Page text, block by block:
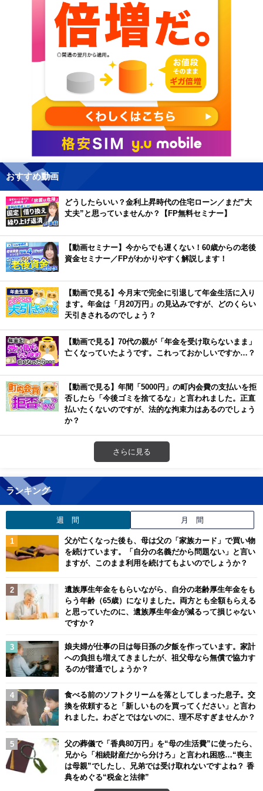
おすすめ動画
どうしたらいい？金利上昇時代の住宅ローン／まだ”大
丈夫”と思っていませんか？【FP無料セミナー】
【動画セミナー】今からでも遅くない！60歳からの老後
資金セミナー／FPがわかりやすく解説します！
【動画で見る】今月末で完全に引退して年金生活に入り
ます。年金は「月20万円」の見込みですが、どのくらい
天引きされるのでしょう？
【動画で見る】70代の親が「年金を受け取らないまま」
亡くなっていたようです。これっておかしいですか…？
【動画で見る】年間「5000円」の町内会費の支払いを拒
否したら「今後ゴミを捨てるな」と言われました。正直
払いたくないのですが、法的な拘束力はあるのでしょう
か？
さらに見る
ランキング
週 間 月 間
父が亡くなった後も、母は父の「家族カード」で買い物
を続けています。「自分の名義だから問題ない」と言い
ますが、このまま利用を続けてもよいのでしょうか？
遺族厚生年金をもらいながら、自分の老齢厚生年金をも
らう年齢（65歳）になりました。両方とも全額もらえる
と思っていたのに、遺族厚生年金が減るって損じゃない
ですか？
娘夫婦が仕事の日は毎日孫の夕飯を作っています。家計
への負担も増えてきましたが、祖父母なら無償で協力す
るのが普通でしょうか？
食べる前のソフトクリームを落としてしまった息子。交
換を依頼すると「新しいものを買ってください」と言わ
れました。わざとではないのに、理不尽すぎませんか？
父の葬儀で「香典80万円」を“母の生活費”に使ったら、
兄から「相続財産だから分けろ」と言われ困惑…“喪主
は母親”でしたし、兄弟では受け取れないですよね？ 香
典をめぐる“税金と法律”